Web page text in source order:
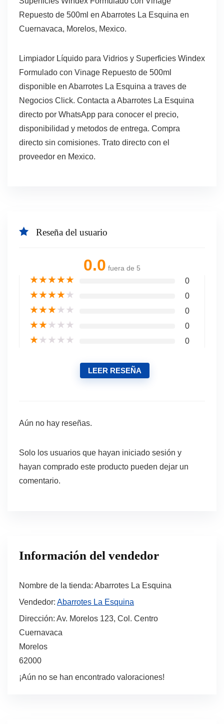
Repuesto de 500ml en Abarrotes La Esquina en
Cuernavaca, Morelos, Mexico.
Limpiador Líquido para Vidrios y Superficies Windex
Formulado con Vinage Repuesto de 500ml
disponible en Abarrotes La Esquina a traves de
Negocios Click. Contacta a Abarrotes La Esquina
directo por WhatsApp para conocer el precio,
disponibilidad y metodos de entrega. Compra
directo sin comisiones. Trato directo con el
proveedor en Mexico.
Reseña del usuario
0.0 fuera de 5
★★★★★ 0
★★★★★ 0
★★★★★ 0
★★★★★ 0
★★★★★ 0
LEER RESEÑA
Aún no hay reseñas.
Solo los usuarios que hayan iniciado sesión y
hayan comprado este producto pueden dejar un
comentario.
Información del vendedor
Nombre de la tienda: Abarrotes La Esquina
Vendedor: Abarrotes La Esquina
Dirección: Av. Morelos 123, Col. Centro
Cuernavaca
Morelos
62000
¡Aún no se han encontrado valoraciones!